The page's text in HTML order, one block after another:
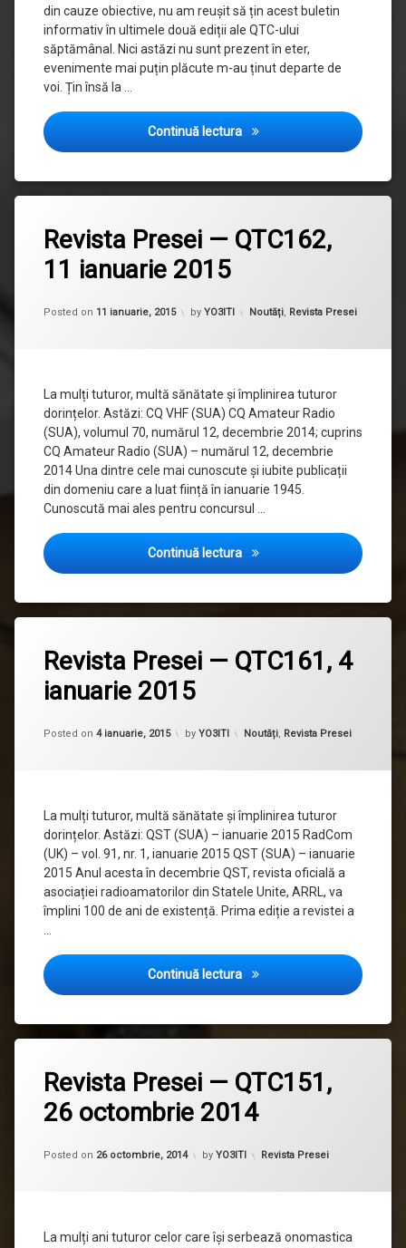
din cauze obiective, nu am reușit să țin acest buletin
informativ în ultimele două ediții ale QTC-ului
săptămânal. Nici astăzi nu sunt prezent în eter,
evenimente mai puțin plăcute m-au ținut departe de
voi. Țin însă la …
Continuă lectura Revista Presei — QTC165,
Revista Presei — QTC162,
11 ianuarie 2015
Posted on 11 ianuarie, 2015
Updated on 30 septembrie, 2015
by YO3ITI Categorii:
Noutăți, Revista Presei
La mulți tuturor, multă sănătate și împlinirea tuturor
dorințelor. Astăzi: CQ VHF (SUA) CQ Amateur Radio
(SUA), volumul 70, numărul 12, decembrie 2014; cuprins
CQ Amateur Radio (SUA) – numărul 12, decembrie
2014 Una dintre cele mai cunoscute și iubite publicații
din domeniu care a luat ființă în ianuarie 1945.
Cunoscută mai ales pentru concursul …
Continuă lectura Revista Presei — QTC162,
revista
presei
Revista Presei — QTC161, 4
ianuarie 2015
Posted on 4 ianuarie, 2015
Updated on 30 septembrie, 2015
by YO3ITI Categorii:
Noutăți, Revista Presei
La mulți tuturor, multă sănătate și împlinirea tuturor
dorințelor. Astăzi: QST (SUA) – ianuarie 2015 RadCom
(UK) – vol. 91, nr. 1, ianuarie 2015 QST (SUA) – ianuarie
2015 Anul acesta în decembrie QST, revista oficială a
asociației radioamatorilor din Statele Unite, ARRL, va
împlini 100 de ani de existență. Prima ediție a revistei a
Continuă lectura Revista Presei — QTC161,
revista
presei
Revista Presei — QTC151,
26 octombrie 2014
Posted on 26 octombrie, 2014
Updated on 12 noiembrie, 2015
by YO3ITI Categorii:
Revista Presei
La mulți ani tuturor celor care își serbează onomastica
revista
presei